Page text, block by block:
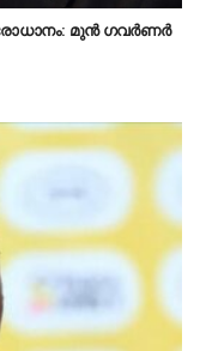
മുൻ ഗവർണർ